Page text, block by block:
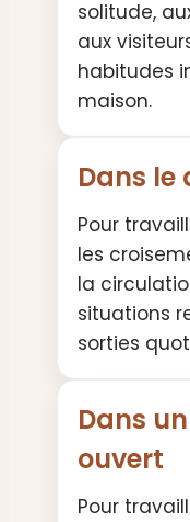
solitude,
aux
habitudes
maison.
Dans
Pour
les
la
situations
sorties
Dans
ouvert
Pour